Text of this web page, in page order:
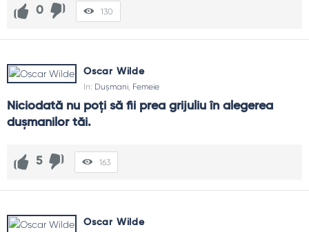
0 130
Oscar Wilde
In: Dușmani Femeie
Niciodată nu poţi să fii prea grijuliu în alegerea
duşmanilor tăi.
5 163
Oscar Wilde